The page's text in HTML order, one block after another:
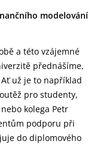
modelování
a této vzájemné
přednášíme,
už je to například
pro studenty,
kolega Petr
podporu při
do diplomového